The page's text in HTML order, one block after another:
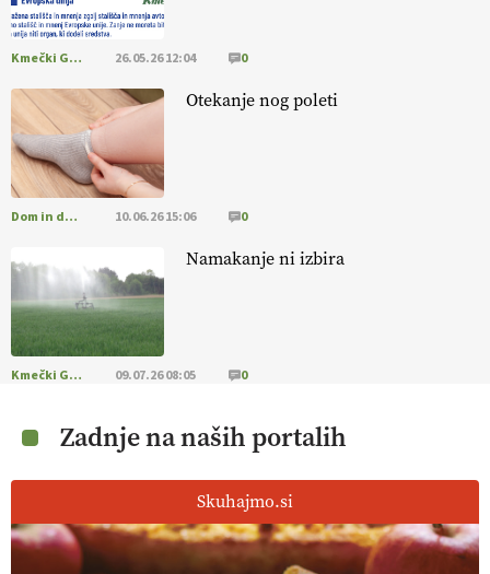
Kmečki Glas 26.05.26 12:04 0
Otekanje nog poleti
Dom in družina 10.06.26 15:06 0
Namakanje ni izbira
Kmečki Glas 09.07.26 08:05 0
Zadnje na naših portalih
Skuhajmo.si